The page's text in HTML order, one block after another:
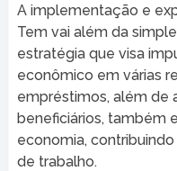
A implementação e
Tem vai além da
estratégia que visa
econômico em várias
empréstimos, além de
beneficiários, também
economia,
de trabalho.